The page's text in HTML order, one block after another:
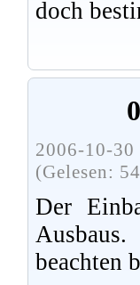
doch
2006-10-
(Gelesen:
Der
beachten